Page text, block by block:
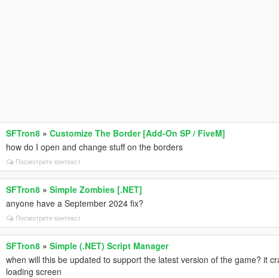
SFTron8 »Customize The Border [Add-On SP / FiveM]
how do I open and change stuff on the borders
Посмотрите контекст
SFTron8 »Simple Zombies [.NET]
anyone have a September 2024 fix?
Посмотрите контекст
SFTron8 »Simple (.NET) Script Manager
when will this be updated to support the latest version of the game? it
loading screen